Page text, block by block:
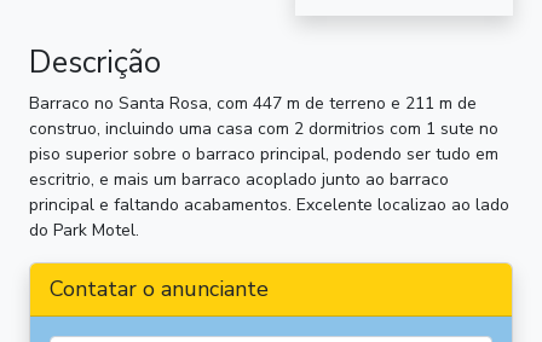
Descrição
Barraco no Santa Rosa, com 447 m de terreno e 211 m de
construo, incluindo uma casa com 2 dormitrios com 1 sute no
piso superior sobre o barraco principal, podendo ser tudo em
escritrio, e mais um barraco acoplado junto ao barraco
principal e faltando acabamentos. Excelente localizao ao lado
do Park Motel.
Contatar o anunciante